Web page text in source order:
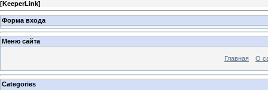
[KeeperLink]
Форма входа
Меню сайта
Главная О
Categories